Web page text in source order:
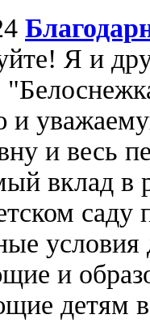
Я и
и весь
вклад в
саду
условия
и
детям в